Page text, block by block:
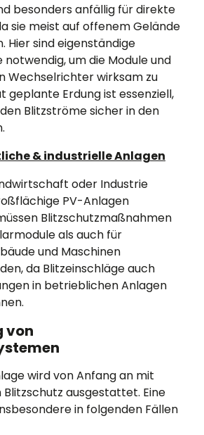
besonders anfällig für direkte
sie meist auf offenem Gelände
Hier sind eigenständige
um die Module und
Wechselrichter wirksam zu
geplante Erdung ist essenziell,
Blitzströme sicher in den
& industrielle Anlagen
oder Industrie
PV-Anlagen
Blitzschutzmaßnahmen
als auch für
und Maschinen
da Blitzeinschläge auch
in betrieblichen Anlagen
von
wird von Anfang an mit
ausgestattet. Eine
in folgenden Fällen